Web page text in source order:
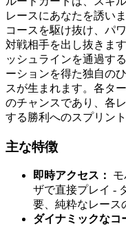
レースにあなたを誘い
コースを駆け抜け、パ
対戦相手を出し抜きま
ッシュラインを通過す
ーションを得た独自の
スが生まれます。各タ
のチャンスであり、各
する勝利へのスプリント
主な特徴
即時アクセス：
ザで直接プレイ -
要、純粋なレース
ダイナミックなコ